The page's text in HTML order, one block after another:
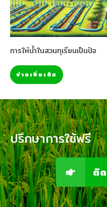
การให้น้ำในสวนทุเรียนเป็นปัจ
อ่านเพิ่มเติม
ปรึกษาการใช้ฟรี
ติ